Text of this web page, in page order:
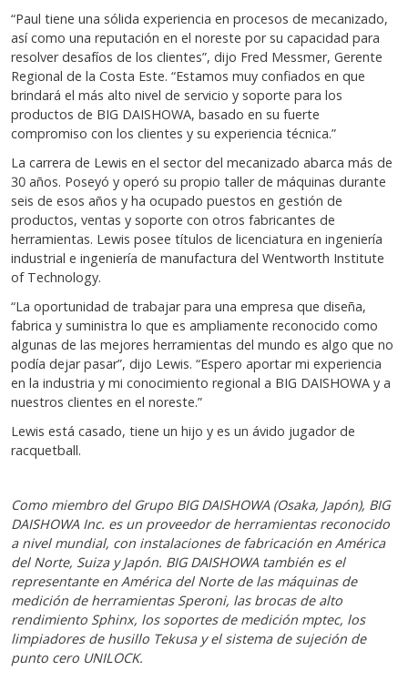
“Paul tiene una sólida experiencia en procesos de mecanizado,
así como una reputación en el noreste por su capacidad para
resolver desafíos de los clientes”, dijo Fred Messmer, Gerente
Regional de la Costa Este. “Estamos muy confiados en que
brindará el más alto nivel de servicio y soporte para los
productos de BIG DAISHOWA, basado en su fuerte
compromiso con los clientes y su experiencia técnica.”
La carrera de Lewis en el sector del mecanizado abarca más de
30 años. Poseyó y operó su propio taller de máquinas durante
seis de esos años y ha ocupado puestos en gestión de
productos, ventas y soporte con otros fabricantes de
herramientas. Lewis posee títulos de licenciatura en ingeniería
industrial e ingeniería de manufactura del Wentworth Institute
of Technology.
“La oportunidad de trabajar para una empresa que diseña,
fabrica y suministra lo que es ampliamente reconocido como
algunas de las mejores herramientas del mundo es algo que no
podía dejar pasar”, dijo Lewis. “Espero aportar mi experiencia
en la industria y mi conocimiento regional a BIG DAISHOWA y a
nuestros clientes en el noreste.”
Lewis está casado, tiene un hijo y es un ávido jugador de
racquetball.
Como miembro del Grupo BIG DAISHOWA (Osaka, Japón), BIG
DAISHOWA Inc. es un proveedor de herramientas reconocido
a nivel mundial, con instalaciones de fabricación en América
del Norte, Suiza y Japón. BIG DAISHOWA también es el
representante en América del Norte de las máquinas de
medición de herramientas Speroni, las brocas de alto
rendimiento Sphinx, los soportes de medición mptec, los
limpiadores de husillo Tekusa y el sistema de sujeción de
punto cero UNILOCK.